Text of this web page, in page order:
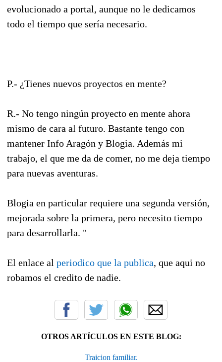
evolucionado a portal, aunque no le dedicamos
todo el tiempo que sería necesario.
P.- ¿Tienes nuevos proyectos en mente?
R.- No tengo ningún proyecto en mente ahora
mismo de cara al futuro. Bastante tengo con
mantener Info Aragón y Blogia. Además mi
trabajo, el que me da de comer, no me deja tiempo
para nuevas aventuras.
Blogia en particular requiere una segunda versión,
mejorada sobre la primera, pero necesito tiempo
para desarrollarla. "
El enlace al periodico que la publica, que aqui no
robamos el credito de nadie.
OTROS ARTÍCULOS EN ESTE BLOG:
Traicion familiar.